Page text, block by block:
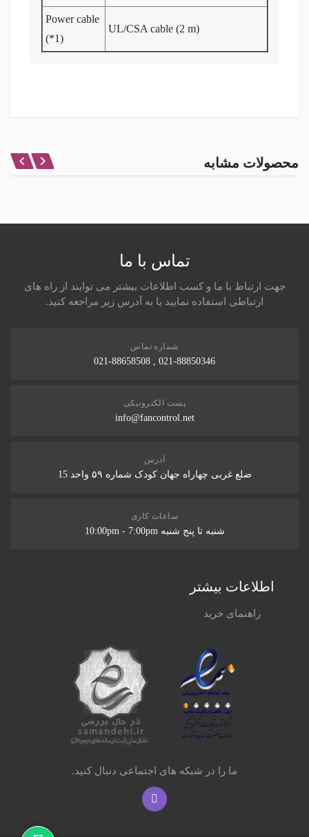
UL/CSA cable (2 m)
Power cable
(*1)
نظر شما در باره این محصول
نظر شما
محصولات مشابه
تماس با ما
جهت ارتباط با ما و کسب اطلاعات بیشتر می توایند از راه های
ارتباطی استفاده نمایید یا به آدرس زیر مراجعه کنید.
شماره تماس
021-88850346 , 021-88658508
پست الکترونیکی
info@fancontrol.net
آدرس
ضلع غربی چهاراه جهان کودک شماره ۵۹ واحد 15
ساعات کاری
شنبه تا پنج شنبه 10:00pm - 7:00pm
اطلاعات بیشتر
راهنمای خرید
ما را در شبکه های اجتماعی دنبال کنید.